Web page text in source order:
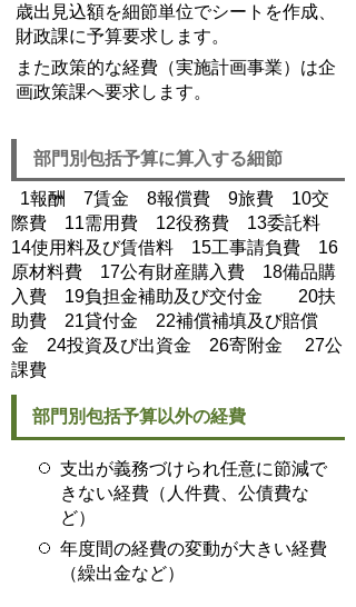
歳出見込額を細節単位でシートを作成、
財政課に予算要求します。
また政策的な経費（実施計画事業）は企
画政策課へ要求します。
部門別包括予算に算入する細節
1報酬 7賃金 8報償費 9旅費 10交
際費 11需用費 12役務費 13委託料
14使用料及び賃借料 15工事請負費 16
原材料費 17公有財産購入費 18備品購
入費 19負担金補助及び交付金 20扶
助費 21貸付金 22補償補填及び賠償
金 24投資及び出資金 26寄附金 27公
課費
部門別包括予算以外の経費
支出が義務づけられ任意に節減で
きない経費（人件費、公債費な
ど）
年度間の経費の変動が大きい経費
（繰出金など）